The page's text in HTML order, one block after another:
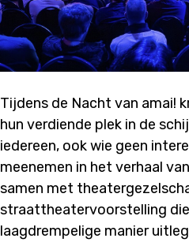
Tijdens de Nacht van amai!
hun verdiende plek in de
iedereen, ook wie geen
meenemen in het verhaal
samen met
straattheatervoorstelling die
laagdrempelige manier